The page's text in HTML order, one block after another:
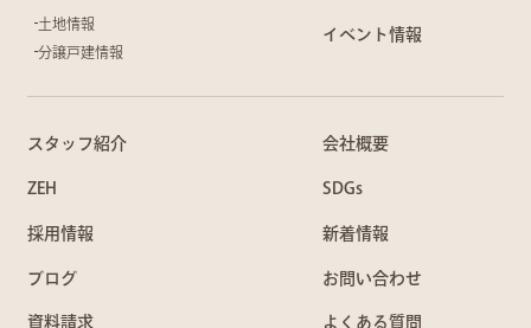
土地情報
分譲戸建情報
イベント情報
スタッフ紹介 会社概要
ZEH SDGs
採用情報 新着情報
ブログ お問い合わせ
資料請求 よくある質問